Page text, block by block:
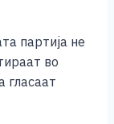
партија не
во
гласаат